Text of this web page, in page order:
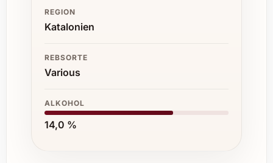
REGION
Katalonien
REBSORTE
Various
ALKOHOL
14,0 %